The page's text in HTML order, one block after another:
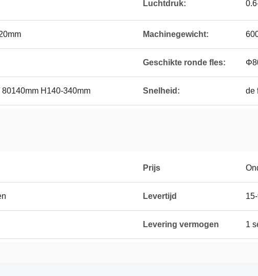
Luchtdruk:
Machinegewicht:
Geschikte ronde fles:
80140mm H140-340mm Snelheid: de
Prijs
Levertijd
Levering vermogen 1